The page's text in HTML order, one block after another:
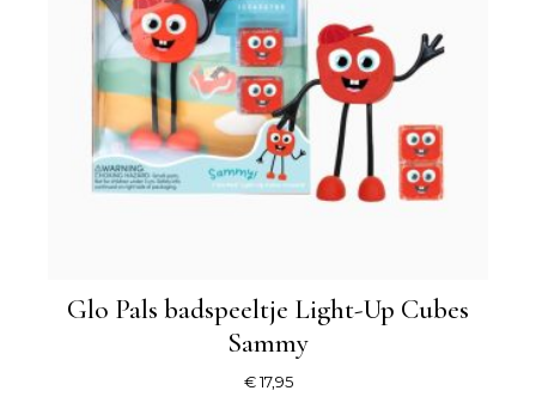
Glo Pals badspeeltje Light-Up Cubes
Sammy
€17,95